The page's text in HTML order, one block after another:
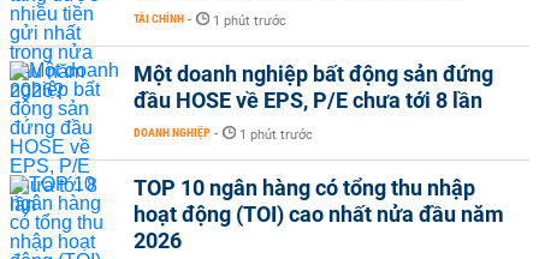
TÀI CHÍNH - 1 phút trước
Một doanh nghiệp bất động sản đứng
đầu HOSE về EPS, P/E chưa tới 8 lần
DOANH NGHIỆP - 1 phút trước
TOP 10 ngân hàng có tổng thu nhập
hoạt động (TOI) cao nhất nửa đầu năm
2026